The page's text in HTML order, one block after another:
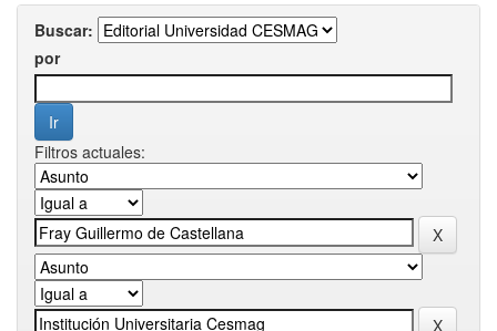
Buscar:
por
Filtros actuales: